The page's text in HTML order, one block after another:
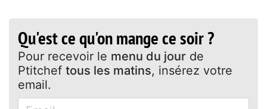
Qu'est ce qu'on mange ce soir ?
Pour recevoir le menu du jour de
Ptitchef tous les matins, insérez votre
email.